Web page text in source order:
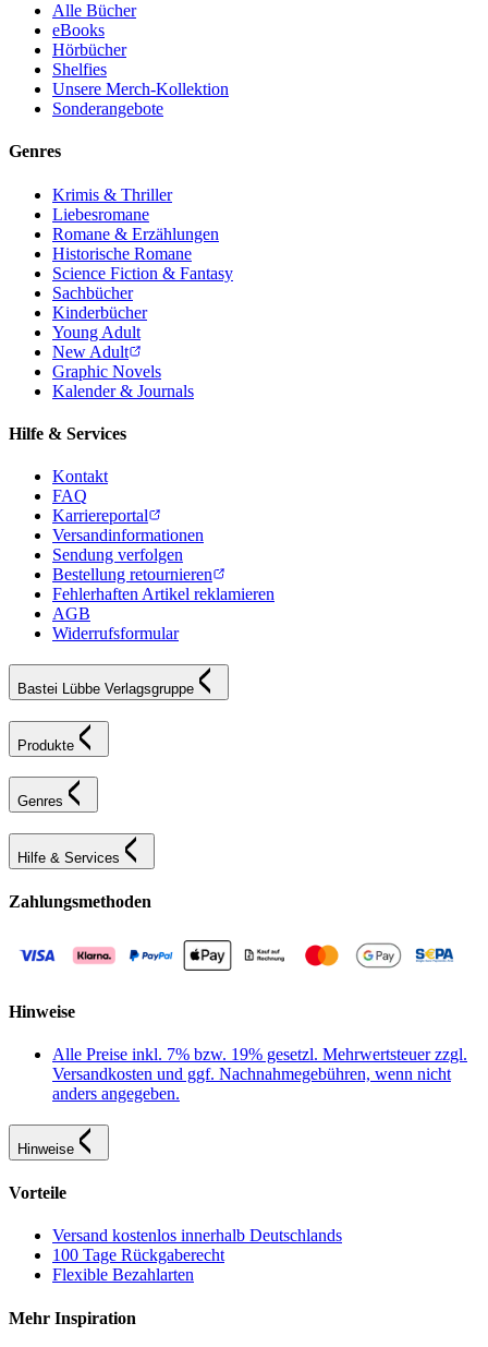
Alle Bücher
eBooks
Hörbücher
Shelfies
Unsere Merch-Kollektion
Sonderangebote
Genres
Krimis & Thriller
Liebesromane
Romane & Erzählungen
Historische Romane
Science Fiction & Fantasy
Sachbücher
Kinderbücher
Young Adult
New Adult
Graphic Novels
Kalender & Journals
Hilfe & Services
Kontakt
FAQ
Karriereportal
Versandinformationen
Sendung verfolgen
Bestellung retournieren
Fehlerhaften Artikel reklamieren
AGB
Widerrufsformular
Bastei Lübbe Verlagsgruppe
Produkte
Genres
Hilfe & Services
Zahlungsmethoden
Hinweise
Alle Preise inkl. 7% bzw. 19% gesetzl. Mehrwertsteuer zzgl.
Versandkosten und ggf. Nachnahmegebühren, wenn nicht
anders angegeben.
Hinweise
Vorteile
Versand kostenlos innerhalb Deutschlands
100 Tage Rückgaberecht
Flexible Bezahlarten
Mehr Inspiration